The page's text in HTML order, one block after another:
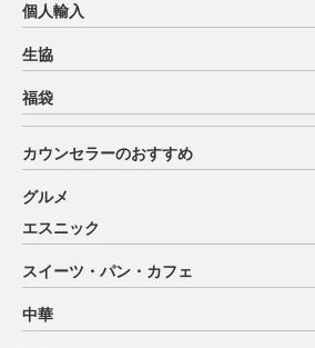
個人輸入
生協
福袋
カウンセラーのおすすめ
グルメ
エスニック
スイーツ・パン・カフェ
中華